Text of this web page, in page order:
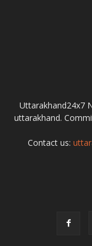
Uttarakhand24x7
uttarakhand.
Contact us: